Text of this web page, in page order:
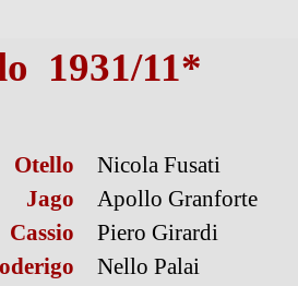
1931/11*
Otello
Nicola Fusati
Jago
Apollo Granforte
Cassio
Piero Girardi
Nello Palai